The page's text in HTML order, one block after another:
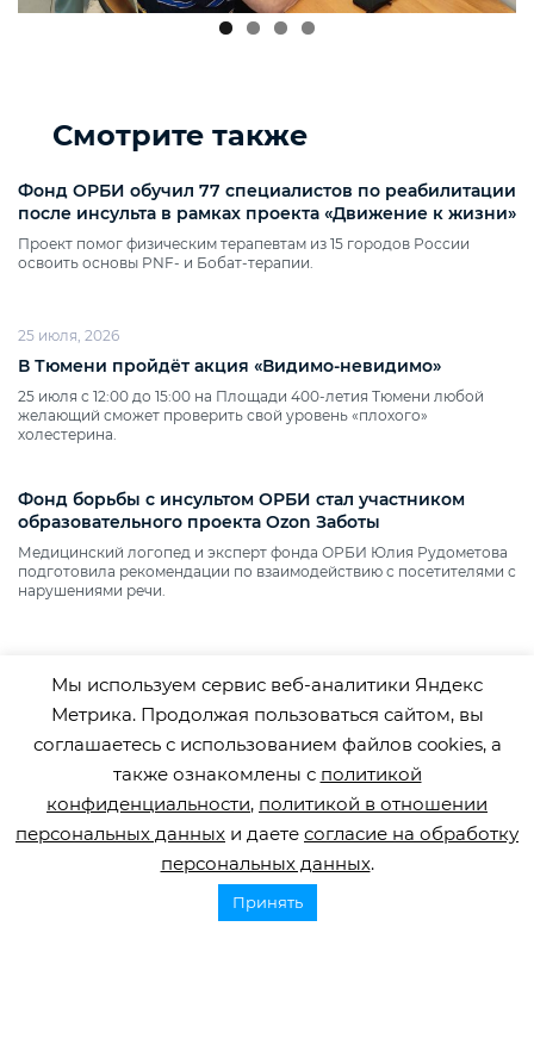
Смотрите также
Фонд ОРБИ обучил 77 специалистов по реабилитации
после инсульта в рамках проекта «Движение к жизни»
Проект помог физическим терапевтам из 15 городов России
освоить основы PNF‑ и Бобат‑терапии.
25 июля, 2026
В Тюмени пройдёт акция «Видимо‑невидимо»
25 июля с 12:00 до 15:00 на Площади 400‑летия Тюмени любой
желающий сможет проверить свой уровень «плохого»
холестерина.
Фонд борьбы с инсультом ОРБИ стал участником
образовательного проекта Ozon Заботы
Медицинский логопед и эксперт фонда ОРБИ Юлия Рудометова
подготовила рекомендации по взаимодействию с посетителями с
нарушениями речи.
Горячая линия по инсульту
Мы используем сервис веб-аналитики Яндекс
Метрика. Продолжая пользоваться сайтом, вы
соглашаетесь с использованием файлов cookies, а
также ознакомлены с политикой
конфиденциальности, политикой в отношении
персональных данных и даете согласие на обработку
персональных данных.
Принять